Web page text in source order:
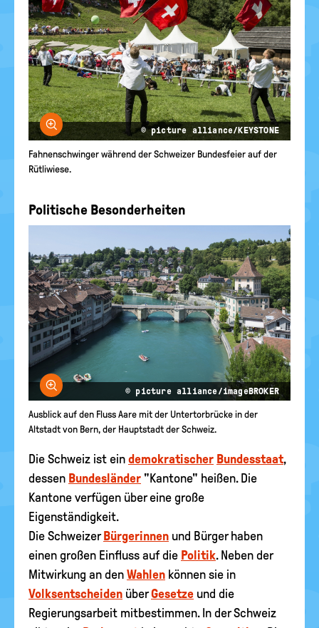
Bild vergrößern
© picture alliance/KEYSTONE
Fahnenschwinger während der Schweizer Bundesfeier auf der
Rütliwiese.
Politische Besonderheiten
Bild vergrößern
© picture alliance/imageBROKER
Ausblick auf den Fluss Aare mit der Untertorbrücke in der
Altstadt von Bern, der Hauptstadt der Schweiz.
Die Schweiz ist ein demokratischer Bundesstaat,
dessen Bundesländer "Kantone" heißen. Die
Kantone verfügen über eine große
Eigenständigkeit.
Die Schweizer Bürgerinnen und Bürger haben
einen großen Einfluss auf die Politik. Neben der
Mitwirkung an den Wahlen können sie in
Volksentscheiden überGesetze und die
Regierungsarbeit mitbestimmen. In der Schweiz